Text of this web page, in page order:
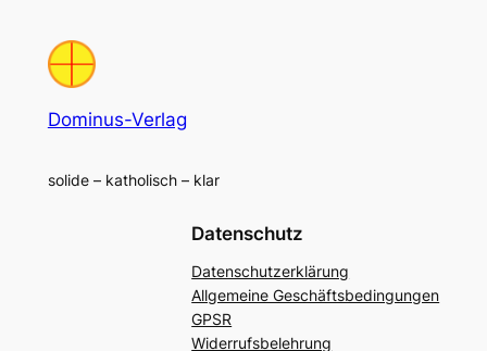
Dominus-Verlag
solide – katholisch – klar
Datenschutz
Datenschutzerklärung
Allgemeine Geschäftsbedingungen
GPSR
Widerrufsbelehrung